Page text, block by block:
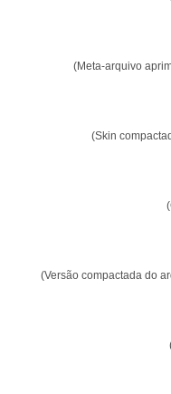
(Meta-arquivo
(Skin
(Versão compactada do